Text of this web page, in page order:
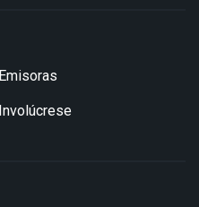
Emisoras
Involúcrese